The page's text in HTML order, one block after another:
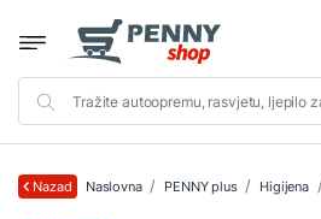
Nazad Naslovna PENNY plus Higijena